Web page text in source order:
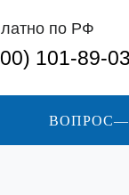
по РФ
101-89-03